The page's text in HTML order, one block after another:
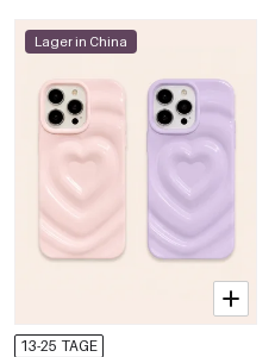
Lager in China
13-25 TAGE